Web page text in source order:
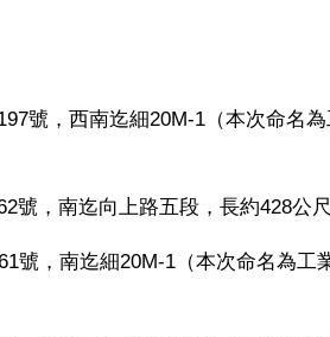
號，西南迄細20M-1 （本次命名
號，南迄向上路五段，長約428公
號，南迄細20M-1 （本次命名為工